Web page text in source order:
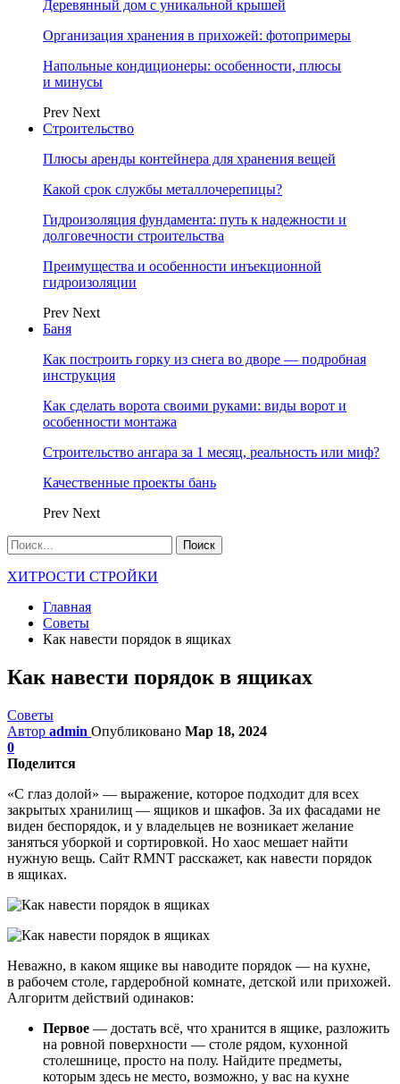
Деревянный дом с уникальной крышей
Организация хранения в прихожей: фотопримеры
Напольные кондиционеры: особенности, плюсы
и минусы
Prev Next
Строительство
Плюсы аренды контейнера для хранения вещей
Какой срок службы металлочерепицы?
Гидроизоляция фундамента: путь к надежности и
долговечности строительства
Преимущества и особенности инъекционной
гидроизоляции
Prev Next
Баня
Как построить горку из снега во дворе — подробная
инструкция
Как сделать ворота своими руками: виды ворот и
особенности монтажа
Строительство ангара за 1 месяц, реальность или миф?
Качественные проекты бань
Prev Next
ХИТРОСТИ СТРОЙКИ
Главная
Советы
Как навести порядок в ящиках
Как навести порядок в ящиках
Советы
Автор admin Опубликовано Мар 18, 2024
0
Поделится
«С глаз долой» — выражение, которое подходит для всех
закрытых хранилищ — ящиков и шкафов. За их фасадами не
виден беспорядок, и у владельцев не возникает желание
заняться уборкой и сортировкой. Но хаос мешает найти
нужную вещь. Сайт RMNT расскажет, как навести порядок
в ящиках.
Неважно, в каком ящике вы наводите порядок — на кухне,
в рабочем столе, гардеробной комнате, детской или прихожей.
Алгоритм действий одинаков:
Первое — достать всё, что хранится в ящике, разложить
на ровной поверхности — столе рядом, кухонной
столешнице, просто на полу. Найдите предметы,
которым здесь не место, возможно, у вас на кухне